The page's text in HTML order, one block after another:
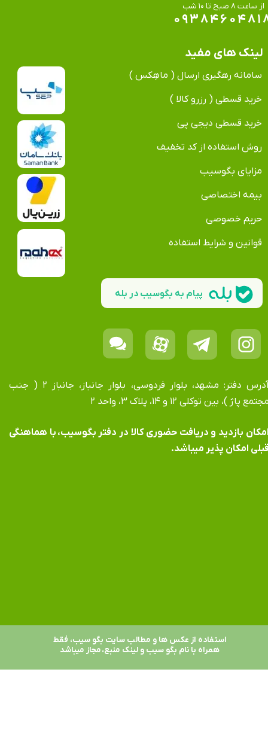
​​​​​​​از ساعت ۸ صبح تا ۱۰ شب
لینک های مفید
سامانه رهگیری ارسال ( ماهِکس )
خرید قسطی ( رزرو کالا )
خرید قسطی دیجی پی
روش استفاده از کد تخفیف
مزایای بگوسیب
بیمه اختصاصی
حریم خصوصی
قوانین و شرایط استفاده
آدرس دفتر: مشهد، بلوار فردوسی، بلوار جانباز، جانباز ۲ ( جنب
پاژ )، بین توکلی ۱۲ و ۱۴، پلاک ۳، واحد ۲
بازدید و دریافت حضوری کالا در دفتر بگوسیب، با هماهنگی
امکان پذیر میباشد.
پیام به بگوسیب در بله
استفاده از عکس ها و مطالب سایت بگو سیب، فقط
همراه با نام بگو سیب و لینک منبع، مجاز میباشد